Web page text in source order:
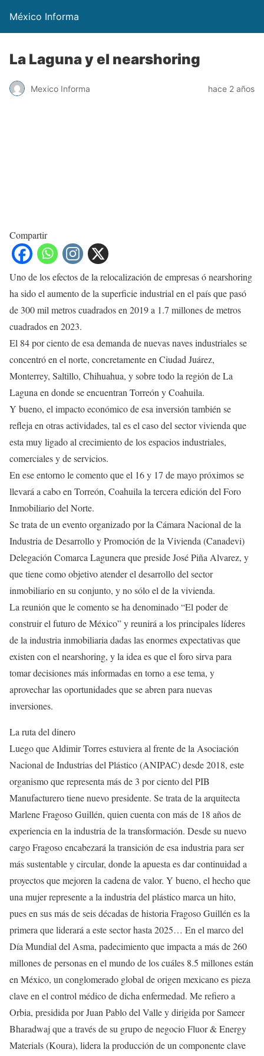
México Informa
La Laguna y el nearshoring
Mexico Informa hace 2 años
Compartir
Uno de los efectos de la relocalización de empresas ó nearshoring
ha sido el aumento de la superficie industrial en el país que pasó
de 300 mil metros cuadrados en 2019 a 1.7 millones de metros
cuadrados en 2023.
El 84 por ciento de esa demanda de nuevas naves industriales se
concentró en el norte, concretamente en Ciudad Juárez,
Monterrey, Saltillo, Chihuahua, y sobre todo la región de La
Laguna en donde se encuentran Torreón y Coahuila.
Y bueno, el impacto económico de esa inversión también se
refleja en otras actividades, tal es el caso del sector vivienda que
esta muy ligado al crecimiento de los espacios industriales,
comerciales y de servicios.
En ese entorno le comento que el 16 y 17 de mayo próximos se
llevará a cabo en Torreón, Coahuila la tercera edición del Foro
Inmobiliario del Norte.
Se trata de un evento organizado por la Cámara Nacional de la
Industria de Desarrollo y Promoción de la Vivienda (Canadevi)
Delegación Comarca Lagunera que preside José Piña Alvarez, y
que tiene como objetivo atender el desarrollo del sector
inmobiliario en su conjunto, y no sólo el de la vivienda.
La reunión que le comento se ha denominado “El poder de
construir el futuro de México” y reunirá a los principales líderes
de la industria inmobiliaria dadas las enormes expectativas que
existen con el nearshoring, y la idea es que el foro sirva para
tomar decisiones más informadas en torno a ese tema, y
aprovechar las oportunidades que se abren para nuevas
inversiones.
La ruta del dinero
Luego que Aldimir Torres estuviera al frente de la Asociación
Nacional de Industrias del Plástico (ANIPAC) desde 2018, este
organismo que representa más de 3 por ciento del PIB
Manufacturero tiene nuevo presidente. Se trata de la arquitecta
Marlene Fragoso Guillén, quien cuenta con más de 18 años de
experiencia en la industria de la transformación. Desde su nuevo
cargo Fragoso encabezará la transición de esa industria para ser
más sustentable y circular, donde la apuesta es dar continuidad a
proyectos que mejoren la cadena de valor. Y bueno, el hecho que
una mujer represente a la industria del plástico marca un hito,
pues en sus más de seis décadas de historia Fragoso Guillén es la
primera que liderará a este sector hasta 2025… En el marco del
Día Mundial del Asma, padecimiento que impacta a más de 260
millones de personas en el mundo de los cuáles 8.5 millones están
en México, un conglomerado global de origen mexicano es pieza
clave en el control médico de dicha enfermedad. Me refiero a
Orbia, presidida por Juan Pablo del Valle y dirigida por Sameer
Bharadwaj que a través de su grupo de negocio Fluor & Energy
Materials (Koura), lidera la producción de un componente clave